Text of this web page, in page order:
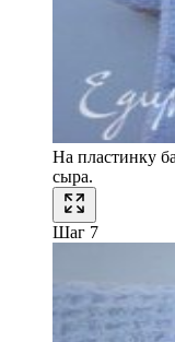
На пластинку
сыра.
Шаг 7